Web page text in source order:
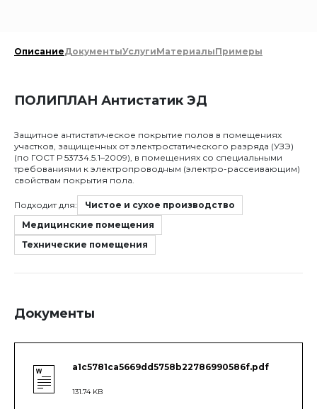
ОписаниеДокументыУслугиМатериалыПримеры
ПОЛИПЛАН Антистатик ЭД
Защитное антистатическое покрытие полов в помещениях
участков, защищенных от электростатического разряда (УЗЭ)
(по ГОСТ Р 53734.5.1–2009), в помещениях со специальными
требованиями к электропроводным (электро-рассеивающим)
свойствам покрытия пола.
Подходит для:
Чистое и сухое производство
Медицинские помещения
Технические помещения
Документы
a1c5781ca5669dd5758b22786990586f.pdf
131.74 KB